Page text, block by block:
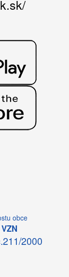
obce
VZN
2000